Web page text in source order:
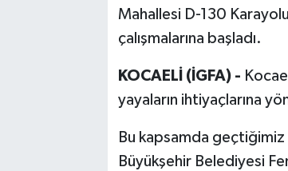
Mahallesi D-130
çalışmalarına başladı.
KOCAELİ (İGFA) -
yayaların ihtiyaçlarına
Bu kapsamda geçtiğimiz
Büyükşehir Belediyesi